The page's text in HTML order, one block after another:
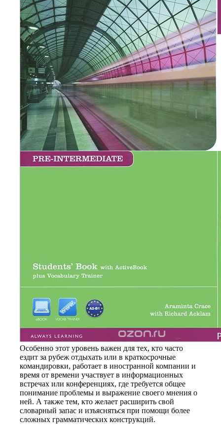
Особенно этот уровень важен для тех, кто часто
ездит за рубеж отдыхать или в краткосрочные
командировки, работает в иностранной компании и
время от времени участвует в информационных
встречах или конференциях, где требуется общее
понимание проблемы и выражение своего мнения о
ней. А также тем, кто желает расширить свой
словарный запас и изъясняться при помощи более
сложных грамматических конструкций.